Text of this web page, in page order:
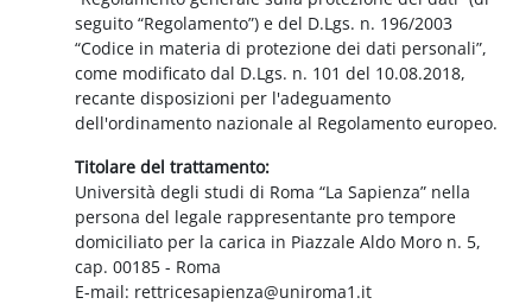
seguito “Regolamento”) e del D.Lgs. n. 196/2003
“Codice in materia di protezione dei dati personali”,
come modificato dal D.Lgs. n. 101 del 10.08.2018,
recante disposizioni per l'adeguamento
dell'ordinamento nazionale al Regolamento europeo.
Titolare del trattamento:
Università degli studi di Roma “La Sapienza” nella
persona del legale rappresentante pro tempore
domiciliato per la carica in Piazzale Aldo Moro n. 5,
cap. 00185 - Roma
E-mail: rettricesapienza@uniroma1.it